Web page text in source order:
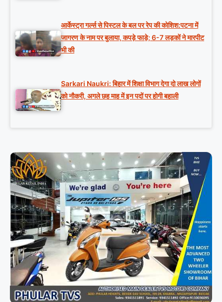
आर्केस्ट्रा गर्ल्स से पिस्टल के बल पर रेप की कोशिश:पटना में
जागरण के नाम पर बुलाया, कपड़े फाड़े; 6-7 लड़कों ने मारपीट
भी की
Sarkari Naukri: बिहार में शिक्षा विभाग देगा दो लाख लोगों
को नौकरी, अगले छह माह में इन पदों पर होगी बहाली